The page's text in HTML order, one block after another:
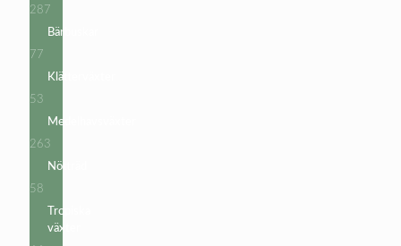
287
produkter
Bärbuskar
77
produkter
Klätterväxter
53
produkter
Medelhavsväxter
263
produkter
Nötträd
58
produkter
Tropiska
växter